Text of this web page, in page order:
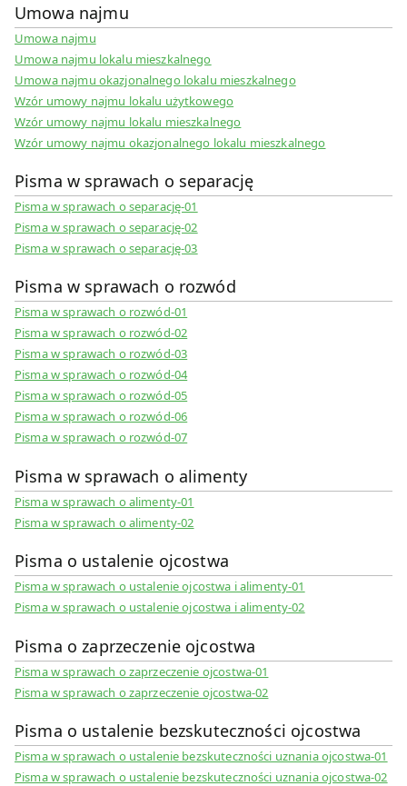
Umowa najmu
Umowa najmu
Umowa najmu lokalu mieszkalnego
Umowa najmu okazjonalnego lokalu mieszkalnego
Wzór umowy najmu lokalu użytkowego
Wzór umowy najmu lokalu mieszkalnego
Wzór umowy najmu okazjonalnego lokalu mieszkalnego
Pisma w sprawach o separację
Pisma w sprawach o separację-01
Pisma w sprawach o separację-02
Pisma w sprawach o separację-03
Pisma w sprawach o rozwód
Pisma w sprawach o rozwód-01
Pisma w sprawach o rozwód-02
Pisma w sprawach o rozwód-03
Pisma w sprawach o rozwód-04
Pisma w sprawach o rozwód-05
Pisma w sprawach o rozwód-06
Pisma w sprawach o rozwód-07
Pisma w sprawach o alimenty
Pisma w sprawach o alimenty-01
Pisma w sprawach o alimenty-02
Pisma o ustalenie ojcostwa
Pisma w sprawach o ustalenie ojcostwa i alimenty-01
Pisma w sprawach o ustalenie ojcostwa i alimenty-02
Pisma o zaprzeczenie ojcostwa
Pisma w sprawach o zaprzeczenie ojcostwa-01
Pisma w sprawach o zaprzeczenie ojcostwa-02
Pisma o ustalenie bezskuteczności ojcostwa
Pisma w sprawach o ustalenie bezskuteczności uznania ojcostwa-01
Pisma w sprawach o ustalenie bezskuteczności uznania ojcostwa-02